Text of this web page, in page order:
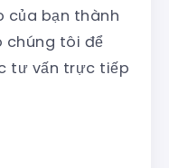
của bạn thành
chúng tôi để
tư vấn trực tiếp